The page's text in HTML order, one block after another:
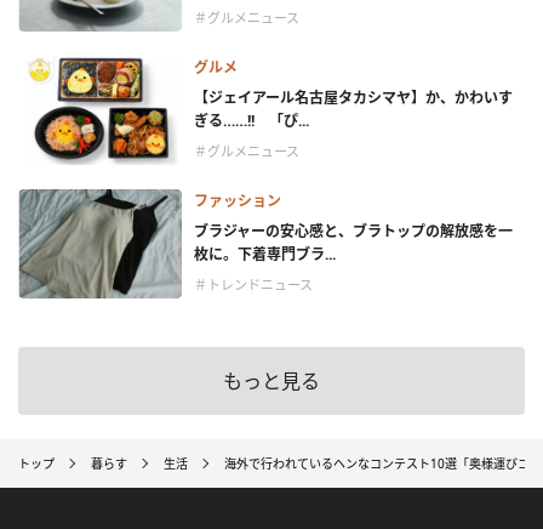
＃グルメニュース
グルメ
【ジェイアール名古屋タカシマヤ】か、かわいす
ぎる……!! 「ぴ...
＃グルメニュース
ファッション
ブラジャーの安心感と、ブラトップの解放感を一
枚に。下着専門ブラ...
＃トレンドニュース
もっと見る
トップ 暮らす 生活 海外で行われているヘンなコンテスト10選「奥様運びコ